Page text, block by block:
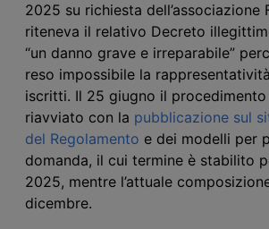
2025 su richiesta dell’associazione
riteneva il relativo Decreto
“un danno grave e irreparabile”
reso impossibile la
iscritti. Il 25 giugno il
riavviato con la pubblicazione sul
del Regolamento e dei modelli per
domanda, il cui termine è stabilito
2025, mentre l’attuale
dicembre.